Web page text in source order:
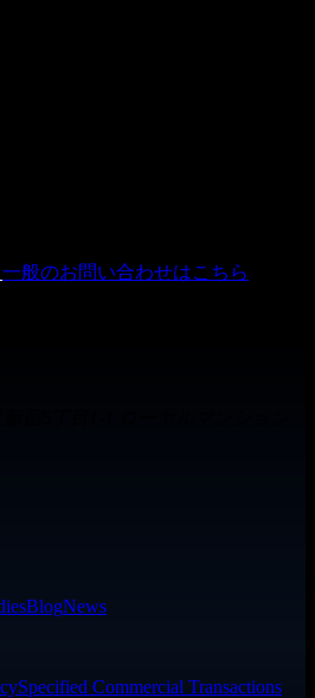
一般のお問い合わせはこちら
BlogNews
Specified Commercial Transactions